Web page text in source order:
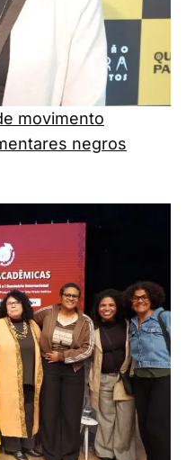
movimento
negros